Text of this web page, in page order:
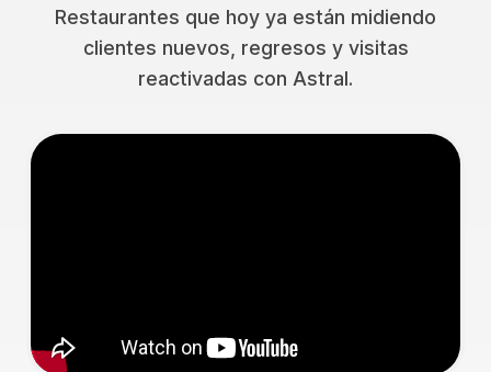
Restaurantes que hoy ya están midiendo
clientes nuevos, regresos y visitas
reactivadas con Astral.